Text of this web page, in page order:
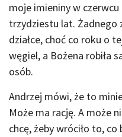
moje imieniny w
trzydziestu lat. Żadnego
działce, choć co roku o
węgiel, a Bożena robiła
osób.
Andrzej mówi, że to
Może ma rację. A może
chcę, żeby wróciło to, co